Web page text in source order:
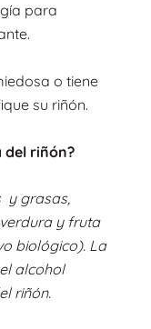
para
o tiene
su riñón.
del riñón?
y grasas,
y fruta
biológico). La
alcohol
riñón.